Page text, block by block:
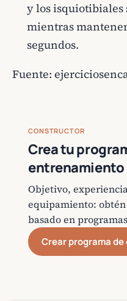
y los
mientras
segundos.
Fuente:
CONSTRUCTOR
Crea tu
entrenamiento
Objetivo,
equipamiento:
basado en
Crear programa